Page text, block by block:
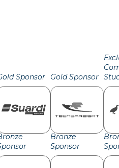
Sponsor Gold Sponsor
Bronze
Sponsor